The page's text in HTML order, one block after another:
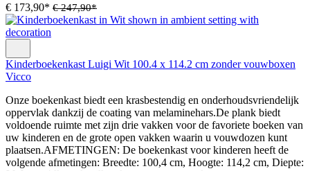
€ 173,90* € 247,90*
Kinderboekenkast Luigi Wit 100.4 x 114.2 cm zonder vouwboxen
Vicco
Onze boekenkast biedt een krasbestendig en onderhoudsvriendelijk
oppervlak dankzij de coating van melaminehars.De plank biedt
voldoende ruimte met zijn drie vakken voor de favoriete boeken van
uw kinderen en de grote open vakken waarin u vouwdozen kunt
plaatsen.AFMETINGEN: De boekenkast voor kinderen heeft de
volgende afmetingen: Breedte: 100,4 cm, Hoogte: 114,2 cm, Diepte: